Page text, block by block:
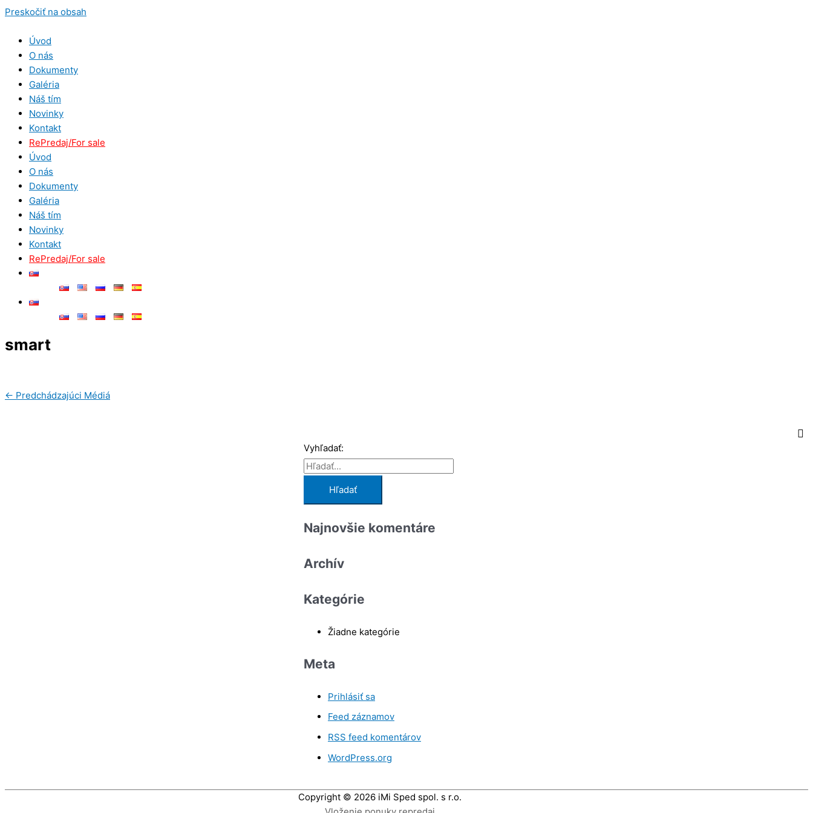
Preskočiť na obsah
Úvod
O nás
Dokumenty
Galéria
Náš tím
Novinky
Kontakt
RePredaj/For sale
Úvod
O nás
Dokumenty
Galéria
Náš tím
Novinky
Kontakt
RePredaj/For sale
smart
← Predchádzajúci Médiá
Vyhľadať:
Najnovšie komentáre
Archív
Kategórie
Žiadne kategórie
Meta
Prihlásiť sa
Feed záznamov
RSS feed komentárov
WordPress.org
Copyright © 2026 iMi Sped spol. s r.o.